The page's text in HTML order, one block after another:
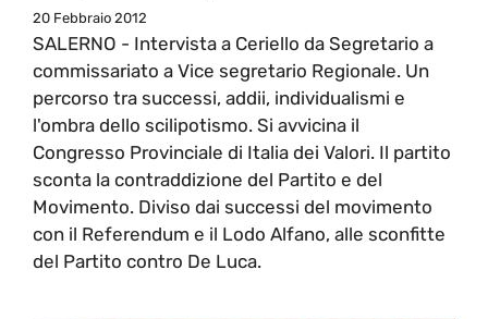
20 Febbraio 2012
SALERNO - Intervista a Ceriello da Segretario a
commissariato a Vice segretario Regionale. Un
percorso tra successi, addii, individualismi e
l'ombra dello scilipotismo. Si avvicina il
Congresso Provinciale di Italia dei Valori. Il partito
sconta la contraddizione del Partito e del
Movimento. Diviso dai successi del movimento
con il Referendum e il Lodo Alfano, alle sconfitte
del Partito contro De Luca.